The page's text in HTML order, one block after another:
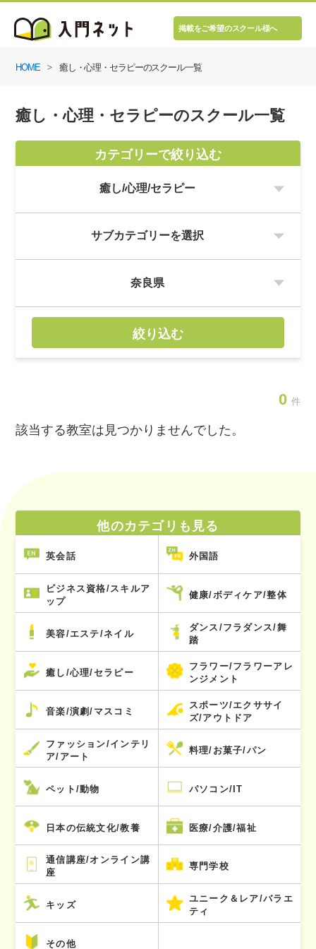
掲載をご希望のスクール様へ
HOME 癒し・心理・セラピーのスクール一覧
癒し・心理・セラピーのスクール一覧
カテゴリーで絞り込む
絞り込む
0 件
該当する教室は見つかりませんでした。
他のカテゴリも見る
英会話 外国語
ビジネス資格/スキルア
ップ
健康/ボディケア/整体
美容/エステ/ネイル
ダンス/フラダンス/舞
踏
癒し/心理/セラピー
フラワー/フラワーアレ
ンジメント
音楽/演劇/マスコミ
スポーツ/エクササイ
ズ/アウトドア
ファッション/インテリ
ア/アート
料理/お菓子/パン
ペット/動物 パソコン/IT
日本の伝統文化/教養 医療/介護/福祉
通信講座/オンライン講
座
専門学校
キッズ
ユニーク＆レア/バラエ
ティ
その他